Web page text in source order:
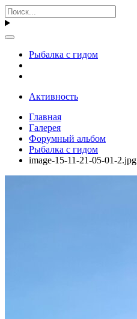
Рыбалка с гидом
Активность
Главная
Галерея
Форумный альбом
Рыбалка с гидом
image-15-11-21-05-01-2.jpg